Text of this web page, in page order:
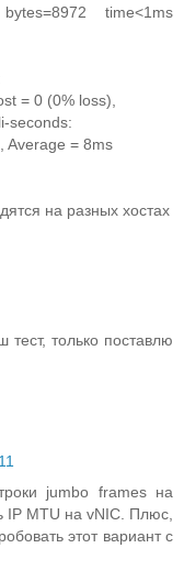
time<1ms
= 0 (0% loss),
seconds:
Average = 8ms
на разных хостах
только поставлю
jumbo frames на
IP MTU на vNIC. Плюс,
этот вариант с